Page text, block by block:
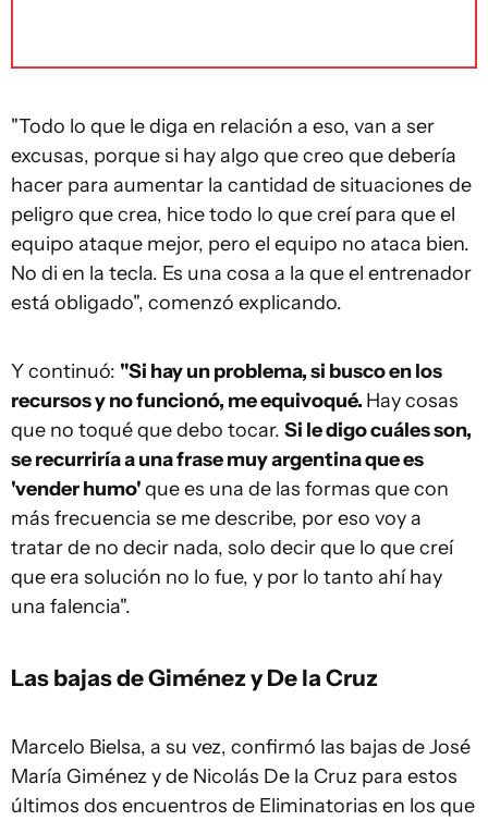
"Todo lo que le diga en relación a eso, van a ser
excusas, porque si hay algo que creo que debería
hacer para aumentar la cantidad de situaciones de
peligro que crea, hice todo lo que creí para que el
equipo ataque mejor, pero el equipo no ataca bien.
No di en la tecla. Es una cosa a la que el entrenador
está obligado", comenzó explicando.
Y continuó: "Si hay un problema, si busco en los
recursos y no funcionó, me equivoqué. Hay cosas
que no toqué que debo tocar. Si le digo cuáles son,
se recurriría a una frase muy argentina que es
'vender humo'que es una de las formas que con
más frecuencia se me describe, por eso voy a
tratar de no decir nada, solo decir que lo que creí
que era solución no lo fue, y por lo tanto ahí hay
una falencia".
Las bajas de Giménez y De la Cruz
Marcelo Bielsa, a su vez, confirmó las bajas de José
María Giménez y de Nicolás De la Cruz para estos
últimos dos encuentros de Eliminatorias en los que